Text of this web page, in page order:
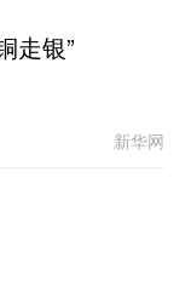
走银”
新华网